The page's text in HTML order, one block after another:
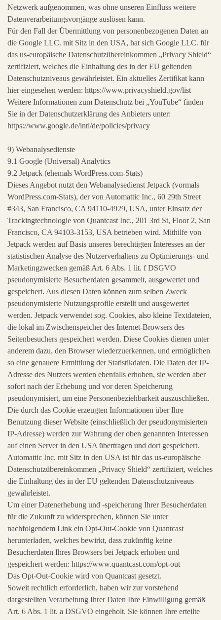
Netzwerk aufgenommen, was ohne unseren Einfluss weitere
Datenverarbeitungsvorgänge auslösen kann.
Für den Fall der Übermittlung von personenbezogenen Daten an
die Google LLC. mit Sitz in den USA, hat sich Google LLC. für
das us-europäische Datenschutzübereinkommen „Privacy Shield“
zertifiziert, welches die Einhaltung des in der EU geltenden
Datenschutzniveaus gewährleistet. Ein aktuelles Zertifikat kann
hier eingesehen werden: https://www.privacyshield.gov/list
Weitere Informationen zum Datenschutz bei „YouTube“ finden
Sie in der Datenschutzerklärung des Anbieters unter:
https://www.google.de/intl/de/policies/privacy
9) Webanalysedienste
9.1 Google (Universal) Analytics
9.2 Jetpack (ehemals WordPress.com-Stats)
Dieses Angebot nutzt den Webanalysedienst Jetpack (vormals
WordPress.com-Stats), der von Automattic Inc., 60 29th Street
#343, San Francisco, CA 94110-4929, USA, unter Einsatz der
Trackingtechnologie von Quantcast Inc., 201 3rd St, Floor 2, San
Francisco, CA 94103-3153, USA betrieben wird. Mithilfe von
Jetpack werden auf Basis unseres berechtigten Interesses an der
statistischen Analyse des Nutzerverhaltens zu Optimierungs- und
Marketingzwecken gemäß Art. 6 Abs. 1 lit. f DSGVO
pseudonymisierte Besucherdaten gesammelt, ausgewertet und
gespeichert. Aus diesen Daten können zum selben Zweck
pseudonymisierte Nutzungsprofile erstellt und ausgewertet
werden. Jetpack verwendet sog. Cookies, also kleine Textdateien,
die lokal im Zwischenspeicher des Internet-Browsers des
Seitenbesuchers gespeichert werden. Diese Cookies dienen unter
anderem dazu, den Browser wiederzuerkennen, und ermöglichen
so eine genauere Ermittlung der Statistikdaten. Die Daten der IP-
Adresse des Nutzers werden ebenfalls erhoben, sie werden aber
sofort nach der Erhebung und vor deren Speicherung
pseudonymisiert, um eine Personenbeziehbarkeit auszuschließen.
Die durch das Cookie erzeugten Informationen über Ihre
Benutzung dieser Website (einschließlich der pseudonymisierten
IP-Adresse) werden zur Wahrung der oben genannten Interessen
auf einen Server in den USA übertragen und dort gespeichert.
Automattic Inc. mit Sitz in den USA ist für das us-europäische
Datenschutzübereinkommen „Privacy Shield“ zertifiziert, welches
die Einhaltung des in der EU geltenden Datenschutzniveaus
gewährleistet.
Um einer Datenerhebung und -speicherung Ihrer Besucherdaten
für die Zukunft zu widersprechen, können Sie unter
nachfolgendem Link ein Opt-Out-Cookie von Quantcast
herunterladen, welches bewirkt, dass zukünftig keine
Besucherdaten Ihres Browsers bei Jetpack erhoben und
gespeichert werden: https://www.quantcast.com/opt-out
Das Opt-Out-Cookie wird von Quantcast gesetzt.
Soweit rechtlich erforderlich, haben wir zur vorstehend
dargestellten Verarbeitung Ihrer Daten Ihre Einwilligung gemäß
Art. 6 Abs. 1 lit. a DSGVO eingeholt. Sie können Ihre erteilte